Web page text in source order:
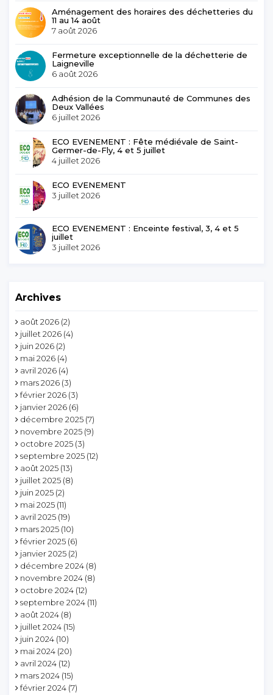
Aménagement des horaires des déchetteries du
11 au 14 août
7 août 2026
Fermeture exceptionnelle de la déchetterie de
Laigneville
6 août 2026
Adhésion de la Communauté de Communes des
Deux Vallées
6 juillet 2026
ECO EVENEMENT : Fête médiévale de Saint-
Germer-de-Fly, 4 et 5 juillet
4 juillet 2026
ECO EVENEMENT
3 juillet 2026
ECO EVENEMENT : Enceinte festival, 3, 4 et 5
juillet
3 juillet 2026
Archives
août 2026 (2)
juillet 2026 (4)
juin 2026 (2)
mai 2026 (4)
avril 2026 (4)
mars 2026 (3)
février 2026 (3)
janvier 2026 (6)
décembre 2025 (7)
novembre 2025 (9)
octobre 2025 (3)
septembre 2025 (12)
août 2025 (13)
juillet 2025 (8)
juin 2025 (2)
mai 2025 (11)
avril 2025 (19)
mars 2025 (10)
février 2025 (6)
janvier 2025 (2)
décembre 2024 (8)
novembre 2024 (8)
octobre 2024 (12)
septembre 2024 (11)
août 2024 (8)
juillet 2024 (15)
juin 2024 (10)
mai 2024 (20)
avril 2024 (12)
mars 2024 (15)
février 2024 (7)